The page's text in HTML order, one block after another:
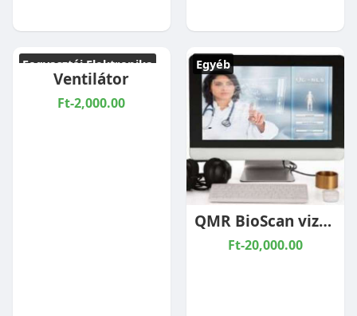
Fogyasztói Elektronika
Ventilátor
Ft-2,000.00
Egyéb
QMR BioScan vizsgálat
Ft-20,000.00